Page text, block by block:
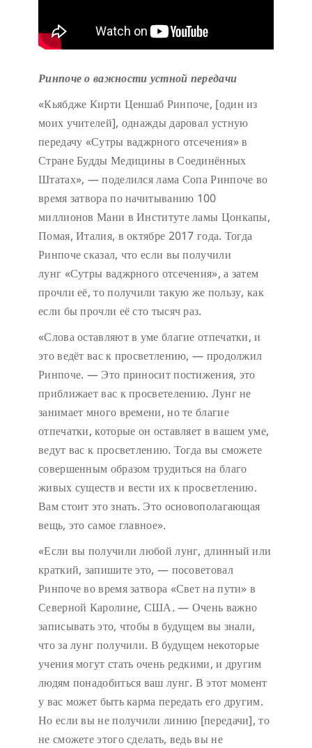
Ринпоче о важности устной передачи
«Кьябдже Кирти Ценшаб Ринпоче, [один из
моих учителей], однажды даровал устную
передачу «Сутры ваджрного отсечения» в
Стране Будды Медицины в Соединённых
Штатах», — поделился лама Сопа Ринпоче во
время затвора по начитыванию 100
миллионов Мани в Институте ламы Цонкапы,
Помая, Италия, в октябре 2017 года. Тогда
Ринпоче сказал, что если вы получили
лунг «Сутры ваджрного отсечения», а затем
прочли её, то получили такую же пользу, как
если бы прочли её сто тысяч раз.
«Слова оставляют в уме благие отпечатки, и
это ведёт вас к просветлению, — продолжил
Ринпоче. — Это приносит постижения, это
приближает вас к просветелению. Лунг не
занимает много времени, но те благие
отпечатки, которые он оставляет в вашем уме,
ведут вас к просветлению. Тогда вы сможете
совершенным образом трудиться на благо
живых существ и вести их к просветлению.
Вам стоит это знать. Это основополагающая
вещь, это самое главное».
«Если вы получили любой лунг, длинный или
краткий, запишите это, — посоветовал
Ринпоче во время затвора «Свет на пути» в
Северной Каролине, США. — Очень важно
записывать это, чтобы в будущем вы знали,
что за лунг получили. В будущем некоторые
учения могут стать очень редкими, и другим
людям понадобиться ваш лунг. В этот момент
у вас может быть карма передать его другим.
Но если вы не получили линию [передачи], то
не сможете этого сделать, ведь вы не